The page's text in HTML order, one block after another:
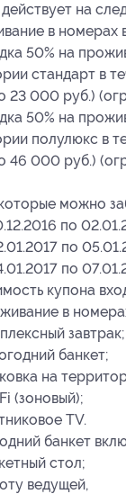
на
в номерах
50% на
стандарт в
23 000 руб.)
50% на
полулюкс в
46 000 руб.)
можно
по
по
по
купона
в
завтрак;
банкет;
на
(зоновый);
TV.
банкет
стол;
ведущей,